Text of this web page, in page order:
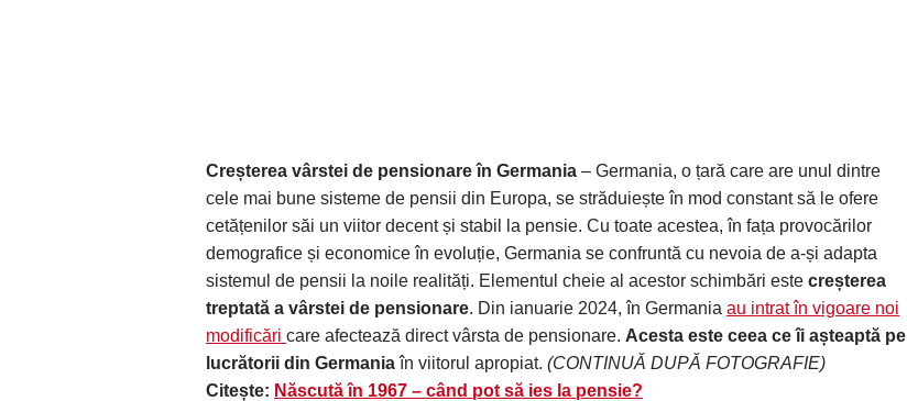
Creșterea vârstei de pensionare în Germania – Germania, o țară care are unul dintre
cele mai bune sisteme de pensii din Europa, se străduiește în mod constant să le ofere
cetățenilor săi un viitor decent și stabil la pensie. Cu toate acestea, în fața provocărilor
demografice și economice în evoluție, Germania se confruntă cu nevoia de a-și adapta
sistemul de pensii la noile realități. Elementul cheie al acestor schimbări este creșterea
treptată a vârstei de pensionare. Din ianuarie 2024, în Germania au intrat în vigoare noi
modificări care afectează direct vârsta de pensionare. Acesta este ceea ce îi așteaptă pe
lucrătorii din Germaniaîn viitorul apropiat. (CONTINUĂ DUPĂ FOTOGRAFIE)
Citește: Născută în 1967 – când pot să ies la pensie?